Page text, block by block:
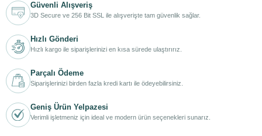
Güvenli Alışveriş
3D Secure ve 256 Bit SSL ile alışverişte tam güvenlik sağlar.
Hızlı Gönderi
Hızlı kargo ile siparişlerinizi en kısa sürede ulaştırırız.
Parçalı Ödeme
Siparişlerinizi birden fazla kredi kartı ile ödeyebilirsiniz.
Geniş Ürün Yelpazesi
Verimli işletmeniz için ideal ve modern ürün seçenekleri sunarız.